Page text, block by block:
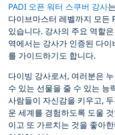
PADI 오픈 워터 스쿠버 강사
다이브마스터 레벨까지 모든
있습니다. 강사의 주요 역할
역에서는 강사가 인증된 다
를 가이드하기도 합니다.
다이빙 강사로서, 여러분은
수 있는 선물을 줄 수 있는 능
사람들이 자신감을 키우고,
운 세계를 경험하도록 도울
이고 또 가르치는 것을 좋아